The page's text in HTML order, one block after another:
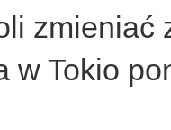
zmieniać
w Tokio